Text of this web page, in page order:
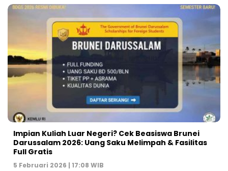
Impian Kuliah Luar Negeri? Cek Beasiswa Brunei
Darussalam 2026: Uang Saku Melimpah & Fasilitas
Full Gratis
5 Februari 2026 | 17:08 WIB